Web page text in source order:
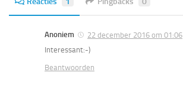
Anoniem
22 december 2016 om 01:06
Interessant:-)
Beantwoorden